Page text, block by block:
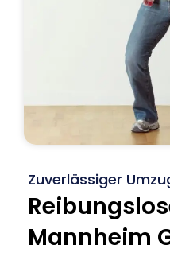
Zuverlässiger
Mannheim